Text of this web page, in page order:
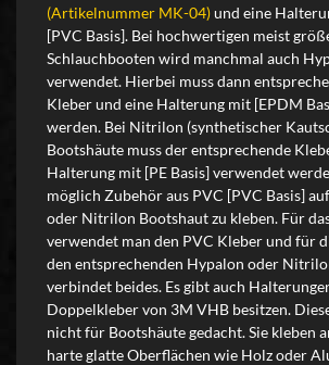
(Artikelnummer MK-04)und eine
[PVC Basis]. Bei hochwertigen meist
Schlauchbooten wird manchmal auch
verwendet. Hierbei muss dann
Kleber und eine Halterung mit [EPDM
werden. Bei Nitrilon (synthetischer
Bootshäute muss der entsprechende
Halterung mit [PE Basis] verwendet
möglich Zubehör aus PVC [PVC Basis]
oder Nitrilon Bootshaut zu kleben. Für
verwendet man den PVC Kleber und für
den entsprechenden Hypalon oder
verbindet beides. Es gibt auch
Doppelkleber von 3M VHB besitzen.
nicht für Bootshäute gedacht. Sie kleben
harte glatte Oberflächen wie Holz oder